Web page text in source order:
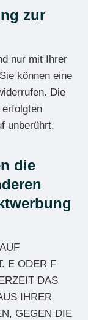
zur
nur mit Ihrer
können eine
Die
unberührt.
die
E ODER F
DAS
IHRER
GEGEN DIE